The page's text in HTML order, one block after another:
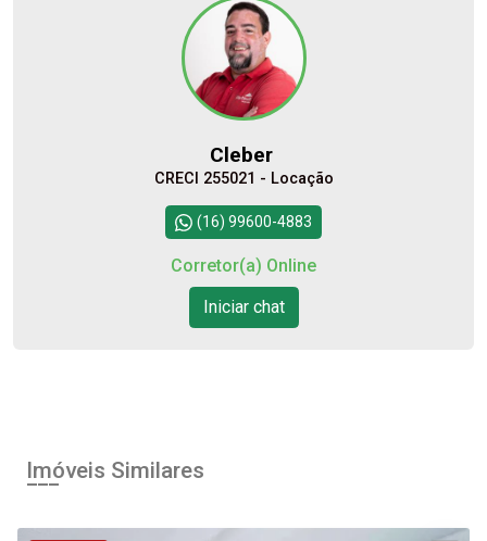
Cleber
CRECI 255021 - Locação
(16) 99600-4883
Corretor(a) Online
Iniciar chat
Imóveis Similares